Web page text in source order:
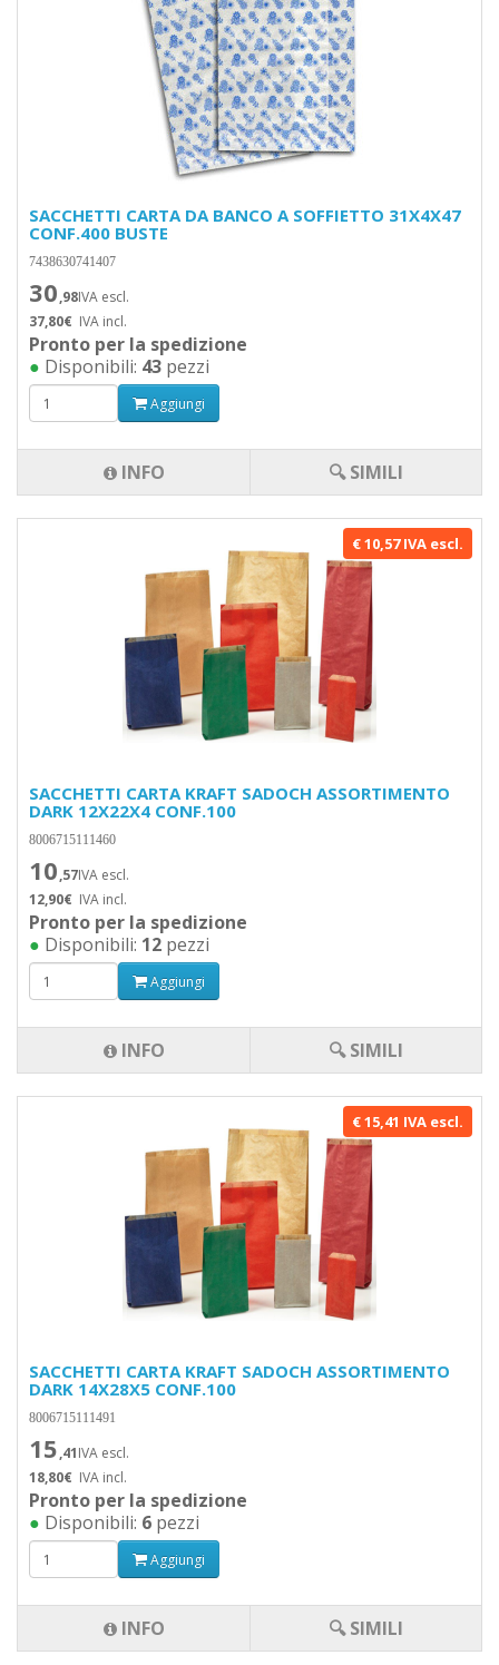
SACCHETTI CARTA DA BANCO A SOFFIETTO 31X4X47
CONF.400 BUSTE
7438630741407
30,98IVA escl.
37,80€ IVA incl.
Pronto per la spedizione
● Disponibili: 43 pezzi
Aggiungi
INFO 🔍 SIMILI
€ 10,57 IVA escl.
SACCHETTI CARTA KRAFT SADOCH ASSORTIMENTO
DARK 12X22X4 CONF.100
8006715111460
10,57IVA escl.
12,90€ IVA incl.
Pronto per la spedizione
● Disponibili: 12 pezzi
Aggiungi
INFO 🔍 SIMILI
€ 15,41 IVA escl.
SACCHETTI CARTA KRAFT SADOCH ASSORTIMENTO
DARK 14X28X5 CONF.100
8006715111491
15,41IVA escl.
18,80€ IVA incl.
Pronto per la spedizione
● Disponibili: 6 pezzi
Aggiungi
INFO 🔍 SIMILI